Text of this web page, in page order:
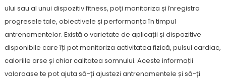
ului sau al unui dispozitiv fitness, poți monitoriza și înregistra
progresele tale, obiectivele și performanța în timpul
antrenamentelor. Există o varietate de aplicații și dispozitive
disponibile care îți pot monitoriza activitatea fizică, pulsul cardiac,
caloriile arse și chiar calitatea somnului. Aceste informații
valoroase te pot ajuta să-ți ajustezi antrenamentele și să-ți